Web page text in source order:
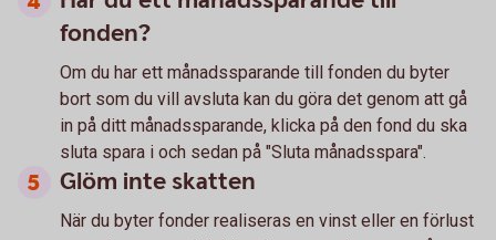
fonden?
Om du har ett månadssparande till fonden du byter
bort som du vill avsluta kan du göra det genom att gå
in på ditt månadssparande, klicka på den fond du ska
sluta spara i och sedan på "Sluta månadsspara".
Glöm inte skatten
När du byter fonder realiseras en vinst eller en förlust